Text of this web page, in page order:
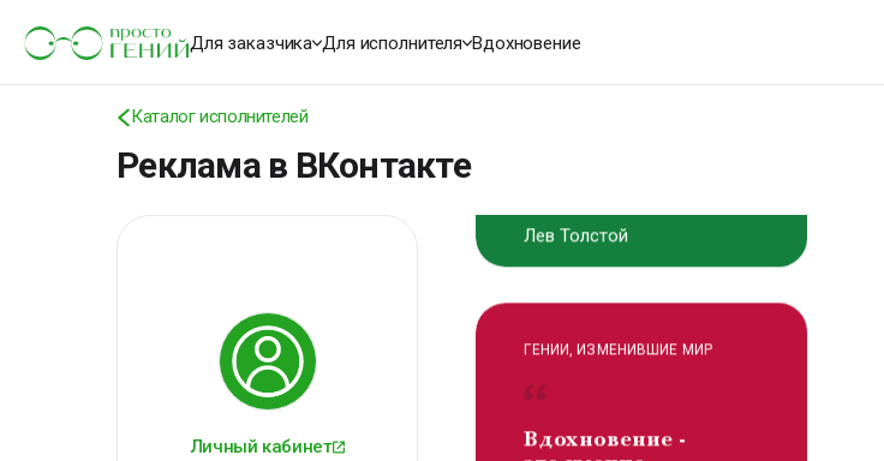
Для заказчика Для исполнителя Вдохновение
Каталог исполнителей
Реклама в ВКонтакте
Личный кабинет
никто не
Вдохновение -
приводить себя в